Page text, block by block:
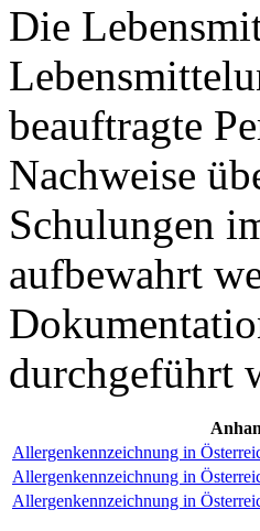
Die
beauftragte
Nachweise
Schulungen
aufbewahrt
durchgeführt
Allergenkennzeichnung in
Allergenkennzeichnung in
Allergenkennzeichnung in